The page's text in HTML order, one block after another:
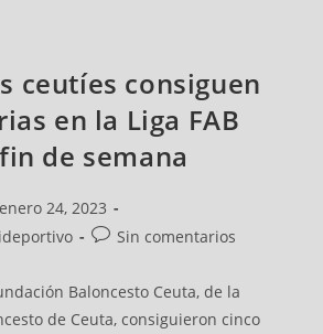
ceutíes consiguen
en la Liga FAB
de semana
enero 24, 2023
Sin comentarios
Baloncesto Ceuta, de la
de Ceuta, consiguieron cinco